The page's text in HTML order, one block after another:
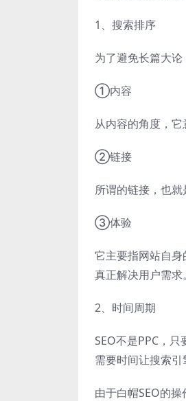
1、搜索排序
为了避免长篇大
①内容
从内容的角度，它
②链接
所谓的链接，也
③体验
它主要指网站自
真正解决用户需求。
2、时间周期
SEO不是PPC，
需要时间让搜索引
由于白帽SEO的